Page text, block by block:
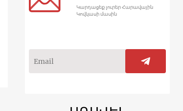
Կարդացեք լուրեր Հարավային
Կովկասի մասին